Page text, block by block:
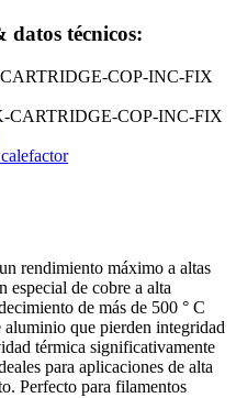
técnicos:
COP-INC-FIX
CARTRIDGE-COP-INC-FIX
rendimiento máximo a altas
especial de cobre a alta
de más de 500 ° C
que pierden integridad
térmica significativamente
para aplicaciones de alta
Perfecto para filamentos